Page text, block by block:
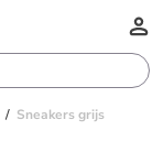
Sneakers grijs